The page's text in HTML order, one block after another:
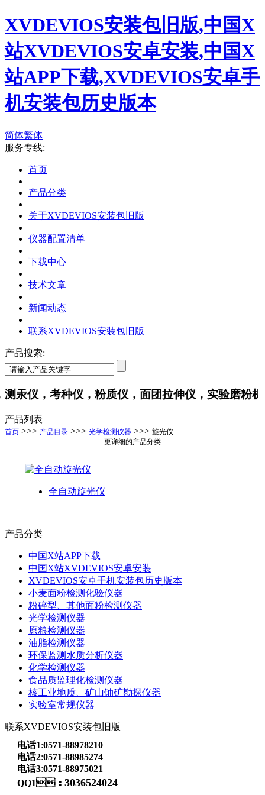
XVDEVIOS安装包旧版,中国X
站XVDEVIOS安卓安装,中国X
站APP下载,XVDEVIOS安卓手
机安装包历史版本
简体繁体
服务专线:
首页
产品分类
关于XVDEVIOS安装包旧版
仪器配置清单
下载中心
技术文章
新闻动态
联系XVDEVIOS安装包旧版
产品搜索:
仪，考种仪，粉质仪，面团拉伸仪，实验磨粉机
产品列表
首页 >>> 产品目录 >>> 光学检测仪器 >>> 旋光仪
更详细的产品分类
全自动旋光仪
产品分类
中国X站APP下载
中国X站XVDEVIOS安卓安装
XVDEVIOS安卓手机安装包历史版本
小麦面粉检测化验仪器
粉碎型、其他面粉检测仪器
光学检测仪器
原粮检测仪器
油脂检测仪器
环保监测水质分析仪器
化学检测仪器
食品质监理化检测仪器
核工业地质、矿山铀矿勘探仪器
实验室常规仪器
联系XVDEVIOS安装包旧版
电话1:0571-88978210
电话2:0571-88985274
电话3:0571-88975021
QQ1： 3036524024